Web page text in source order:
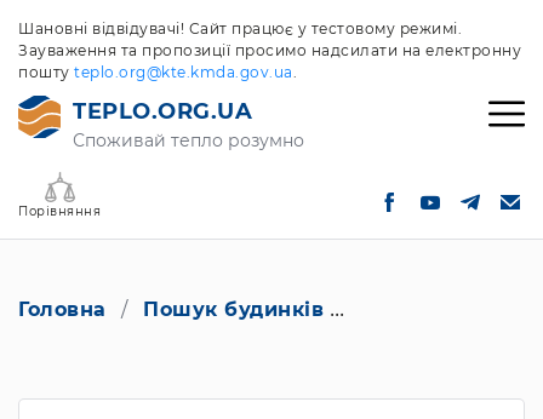
Шановні відвідувачі! Сайт працює у тестовому режимі.
Зауваження та пропозиції просимо надсилати на електронну
пошту teplo.org@kte.kmda.gov.ua.
TEPLO.ORG.UA
Споживай тепло розумно
Порівняння
Головна Пошук будинків